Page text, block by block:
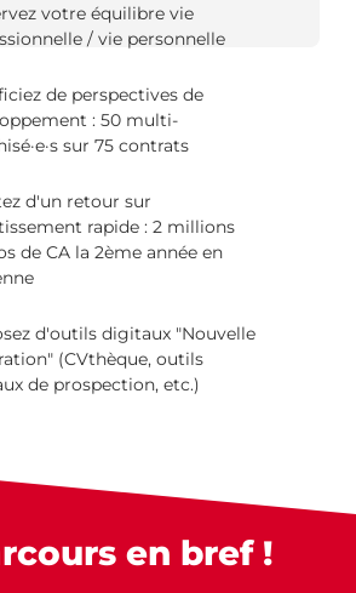
votre équilibre vie
/ vie personnelle
de perspectives de
: 50 multi-
sur 75 contrats
d'un retour sur
rapide : 2 millions
de CA la 2ème année en
d'outils digitaux "Nouvelle
(CVthèque, outils
de prospection, etc.)
en bref !